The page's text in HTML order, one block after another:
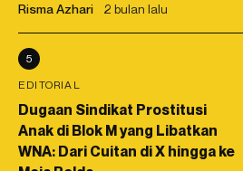
Risma Azhari 2 bulan lalu
5
EDITORIAL
Dugaan Sindikat Prostitusi
Anak di Blok M yang Libatkan
WNA: Dari Cuitan di X hingga ke